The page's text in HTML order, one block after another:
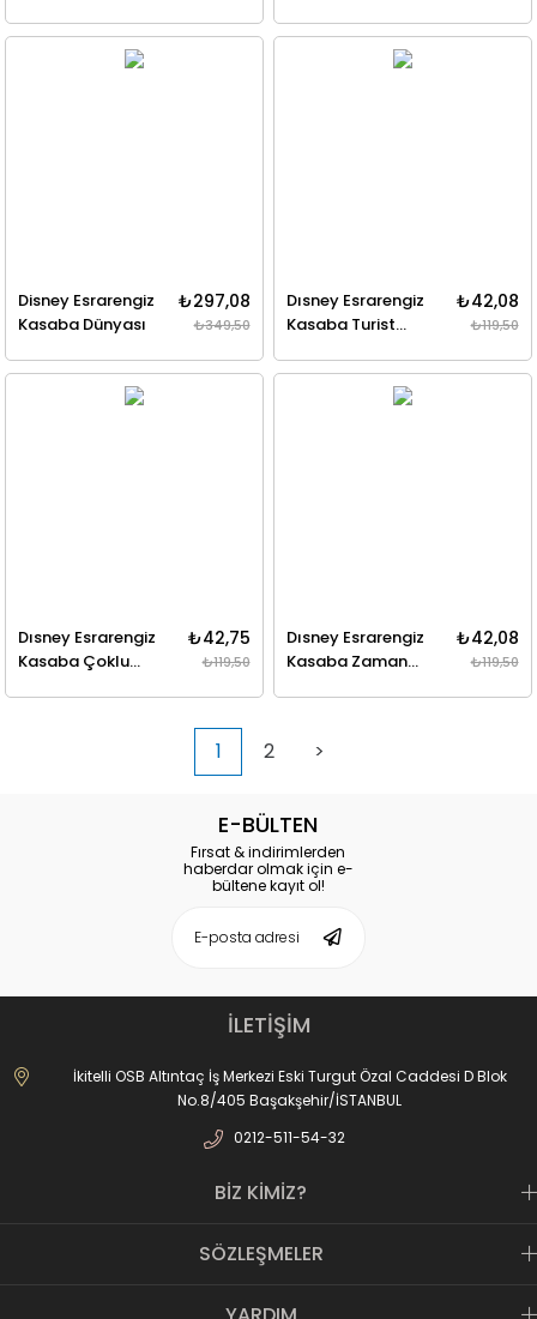
Rehberi
Rehberi
Disney Esrarengiz
Kasaba Dünyası
₺297,08
₺349,50
Dısney Esrarengiz
Kasaba Turist
₺42,08
₺119,50
Dısney Esrarengiz
Kasaba Çoklu
₺42,75
₺119,50
Dısney Esrarengiz
Kasaba Zaman
₺42,08
₺119,50
1 2 >
E-BÜLTEN
Fırsat & indirimlerden
haberdar olmak için e-
bültene kayıt ol!
İLETİŞİM
İkitelli OSB Altıntaç İş Merkezi Eski Turgut Özal Caddesi D Blok
No.8/405 Başakşehir/İSTANBUL
0212-511-54-32
BİZ KİMİZ?
SÖZLEŞMELER